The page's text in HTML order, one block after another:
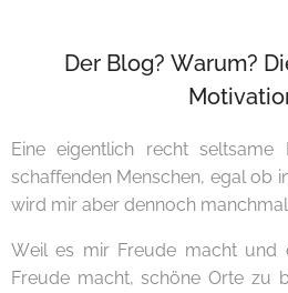
Der Blog? Warum?
Eine eigentlich recht seltsame
schaffenden Menschen, egal ob
wird mir aber dennoch
Weil es mir Freude macht und
Freude macht, schöne Orte zu